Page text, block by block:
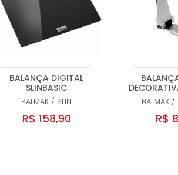
BALANÇA DIGITAL
SLINBASIC
BALMAK / SLIN
R$ 158,90
BALMAK /
R$